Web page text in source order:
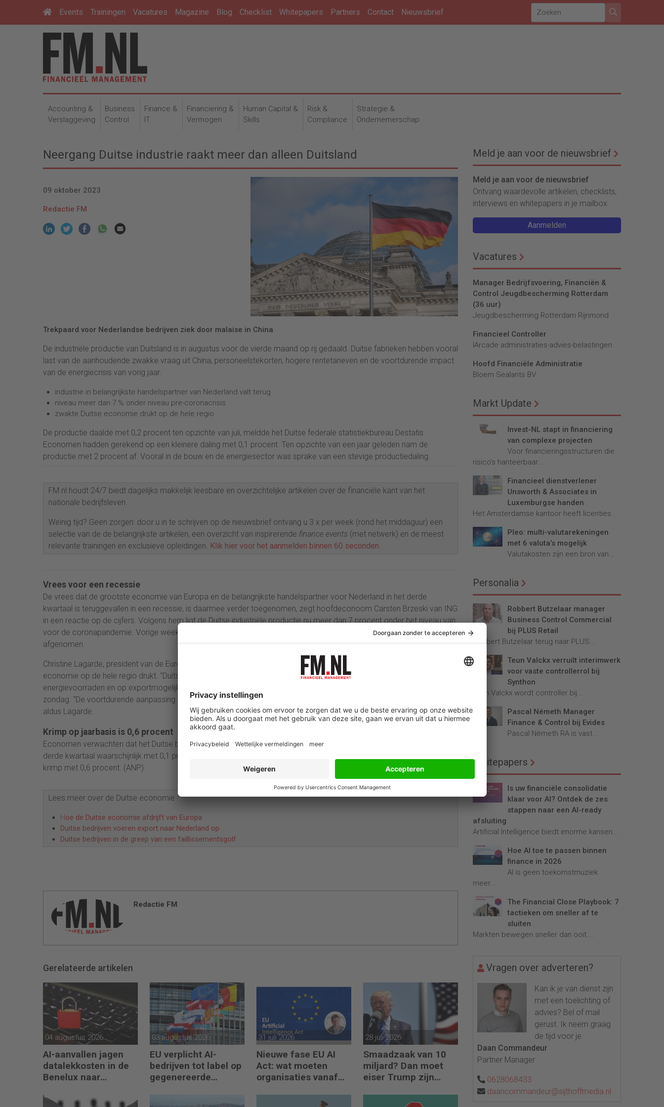
Events Trainingen Vacatures Magazine Blog Checklist Whitepapers Partners Contact Nieuwsbrief
Accounting &
Verslaggeving
Business
Control
Finance &
IT
Financiering &
Vermogen
Human Capital &
Skills
Risk &
Compliance
Strategie &
Ondernemerschap
Neergang Duitse industrie raakt meer dan alleen Duitsland
09 oktober 2023
Redactie FM
Trekpaard voor Nederlandse bedrijven ziek door malaise in China
De industriële productie van Duitsland is in augustus voor de vierde maand op rij gedaald. Duitse fabrieken hebben vooral
last van de aanhoudende zwakke vraag uit China, personeelstekorten, hogere rentetarieven en de voortdurende impact
van de energiecrisis van vorig jaar.
industrie in belangrijkste handelspartner van Nederland valt terug
niveau meer dan 7 % onder niveau pre-coronacrisis
zwakte Duitse economie drukt op de hele regio
De productie daalde met 0,2 procent ten opzichte van juli, meldde het Duitse federale statistiekbureau Destatis.
Economen hadden gerekend op een kleinere daling met 0,1 procent. Ten opzichte van een jaar geleden nam de
productie met 2 procent af. Vooral in de bouw en de energiesector was sprake van een stevige productiedaling.
FM.nl houdt 24/7 biedt dagelijks makkelijk leesbare en overzichtelijke artikelen over de financiële kant van het
nationale bedrijfsleven.
Weinig tijd? Geen zorgen: door u in te schrijven op de nieuwsbrief ontvang u 3 x per week (rond het middaguur) een
selectie van de de belangrijkste artikelen, een overzicht van inspirerende finance events (met netwerk) en de meest
relevante trainingen en exclusieve opleidingen. Klik hier voor het aanmelden binnen 60 seconden.
Vrees voor een recessie
De vrees dat de grootste economie van Europa en de belangrijkste handelspartner voor Nederland in het derde
kwartaal is teruggevallen in een recessie, is daarmee verder toegenomen, zegt hoofdeconoom Carsten Brzeski van ING
in een reactie op de cijfers. Volgens hem ligt de Duitse industriële productie nu meer dan 7 procent onder het niveau van
voor de coronapandemie. Vorige week werd al bekend dat de Duitse export in augustus sterker dan verwacht is
afgenomen.
Christine Lagarde, president van de Europese Centrale Bank (ECB), erkende onlangs ook dat de zwakte van de Duitse
economie op de hele regio drukt. “Duitsland heeft zijn economisch model gebouwd op zeer goedkope
energievoorraden en op exportmogelijkheden, vooral naar China”, zei Lagarde in een interview met La Tribune Dimanche
zondag. “De voortdurende aanpassing in de Duitse economie beïnvloedt de groeivooruitzichten voor de gehele regio”,
aldus Lagarde.
Krimp op jaarbasis is 0,6 procent
Economen verwachten dat het Duitse bruto binnenlands product (bbp), de maatstaf voor economische groei, in het
derde kwartaal waarschijnlijk met 0,1 procent is gekrompen. Voor het hele jaar zou zelfs sprake kunnen zijn van een
krimp met 0,6 procent. (ANP)
Lees meer over de Duitse economie
Hoe de Duitse economie afdrijft van Europa
Duitse bedrijven voeren export naar Nederland op
Duitse bedrijven in de greep van een faillissementsgolf
Redactie FM
Gerelateerde artikelen
04 augustus 2026
AI-aanvallen jagen
datalekkosten in de
Benelux naar
03 augustus 2026
EU verplicht AI-
bedrijven tot label op
gegenereerde
31 juli 2026
Nieuwe fase EU AI
Act: wat moeten
organisaties vanaf
28 juli 2026
Smaadzaak van 10
miljard? Dan moet
eiser Trump zijn
Meld je aan voor de nieuwsbrief
Meld je aan voor de nieuwsbrief
Ontvang waardevolle artikelen, checklists,
interviews en whitepapers in je mailbox.
Aanmelden
Vacatures
Manager Bedrijfsvoering, Financiën &
Control Jeugdbescherming Rotterdam
(36 uur)
Jeugdbescherming Rotterdam Rijnmond
Financieel Controller
lArcade administraties-advies-belastingen
Hoofd Financiële Administratie
Bloem Sealants BV
Markt Update
Invest-NL stapt in financiering
van complexe projecten
Voor financieringsstructuren die
risico’s hanteerbaar...
Financieel dienstverlener
Unsworth & Associates in
Luxemburgse handen
Het Amsterdamse kantoor heeft licenties...
Pleo: multi-valutarekeningen
met 6 valuta’s mogelijk
Valutakosten zijn een bron van...
Personalia
Robbert Butzelaar manager
Business Control Commercial
bij PLUS Retail
Robbert Butzelaar terug naar PLUS...
Teun Valckx verruilt interimwerk
voor vaste controllerrol bij
Synthon
Teun Valckx wordt controller bij...
Pascal Németh Manager
Finance & Control bij Evides
Pascal Németh RA is vast...
Whitepapers
Is uw financiële consolidatie
klaar voor AI? Ontdek de zes
stappen naar een AI-ready
afsluiting
Artificial Intelligence biedt enorme kansen...
Hoe AI toe te passen binnen
finance in 2026
AI is geen toekomstmuziek
meer...
The Financial Close Playbook: 7
tactieken om sneller af te
sluiten
Markten bewegen sneller dan ooit....
Vragen over adverteren?
Kan ik je van dienst zijn
met een toelichting of
advies? Bel of mail
gerust. Ik neem graag
de tijd voor je.
Daan Commandeur
Partner Manager
0628068433
daancommandeur@sijthoffmedia.nl